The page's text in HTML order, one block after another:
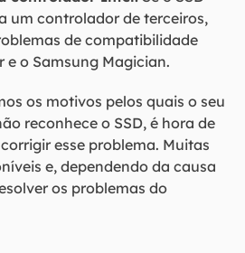
um controlador de terceiros,
de compatibilidade
o Samsung Magician.
os motivos pelos quais o seu
reconhece o SSD, é hora de
esse problema. Muitas
e, dependendo da causa
os problemas do